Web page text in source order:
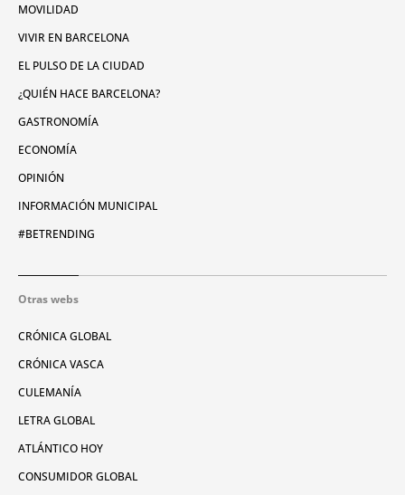
MOVILIDAD
VIVIR EN BARCELONA
EL PULSO DE LA CIUDAD
¿QUIÉN HACE BARCELONA?
GASTRONOMÍA
ECONOMÍA
OPINIÓN
INFORMACIÓN MUNICIPAL
#BETRENDING
Otras webs
CRÓNICA GLOBAL
CRÓNICA VASCA
CULEMANÍA
LETRA GLOBAL
ATLÁNTICO HOY
CONSUMIDOR GLOBAL